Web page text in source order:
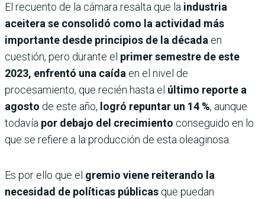
El recuento de la cámara resalta que la industria
aceitera se consolidó como la actividad más
importante desde principios de la década en
cuestión, pero durante el primer semestre de este
2023, enfrentó una caída en el nivel de
procesamiento, que recién hasta el último reporte a
agosto de este año, logró repuntar un 14 %, aunque
todavía por debajo del crecimiento conseguido en lo
que se refiere a la producción de esta oleaginosa.
Es por ello que el gremio viene reiterando la
necesidad de políticas públicas que puedan